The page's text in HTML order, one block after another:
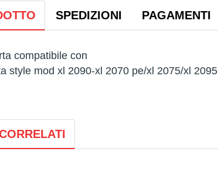
SPEDIZIONI PAGAMENTI
compatibile con
style mod xl 2090-xl 2070 pe/xl 2075/xl 2095